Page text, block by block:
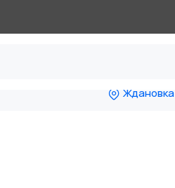
Ждановка